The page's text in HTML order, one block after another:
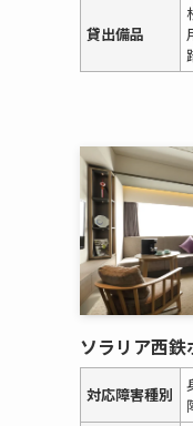
貸出備品
ソラリア西鉄
対応障害種別